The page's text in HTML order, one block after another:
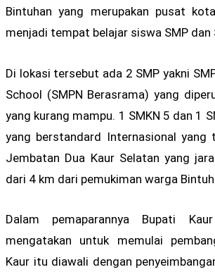
Bintuhan yang merupakan pusat
menjadi tempat belajar siswa SMP dan
Di lokasi tersebut ada 2 SMP yakni
School (SMPN Berasrama) yang
yang kurang mampu. 1 SMKN 5 dan 1
yang berstandard Internasional yang
Jembatan Dua Kaur Selatan yang
dari 4 km dari pemukiman warga
Dalam pemaparannya Bupati
mengatakan untuk memulai
Kaur itu diawali dengan